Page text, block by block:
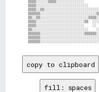
▒▒▒▒░░░░░░░░░░░░░░░░░░░░░░░░
copy to clipboard
fill: spaces